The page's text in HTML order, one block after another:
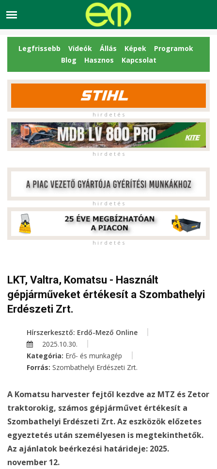
Legfrissebb Videók Állás Képek
Programok
Blog
Hasznos Kapcsolat
h i r d e t é s
h i r d e t é s
h i r d e t é s
h i r d e t é s
LKT, Valtra, Komatsu - Használt
gépjárműveket értékesít a Szombathelyi
Erdészeti Zrt.
Hírszerkesztő: Erdő-Mező Online
2025.10.30.
Kategória: Erő- és munkagép
Forrás: Szombathelyi Erdészeti Zrt.
A Komatsu harvester fejtől kezdve az MTZ és Zetor
traktorokig, számos gépjárművet értékesít a
Szombathelyi Erdészeti Zrt. Az eszközök előzetes
egyeztetés után személyesen is megtekinthetők.
Az ajánlatok beérkezési határideje: 2025.
november 12.